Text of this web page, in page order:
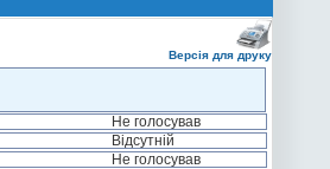
Версія для друку
Не голосував
Відсутній
Не голосував